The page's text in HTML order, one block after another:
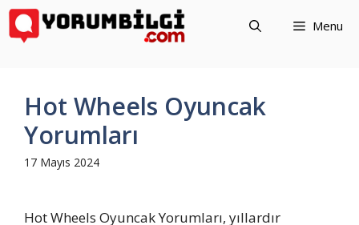
İçeriğe
atla
Menu
Hot Wheels Oyuncak
Yorumları
17 Mayıs 2024
Hot Wheels Oyuncak Yorumları, yıllardır